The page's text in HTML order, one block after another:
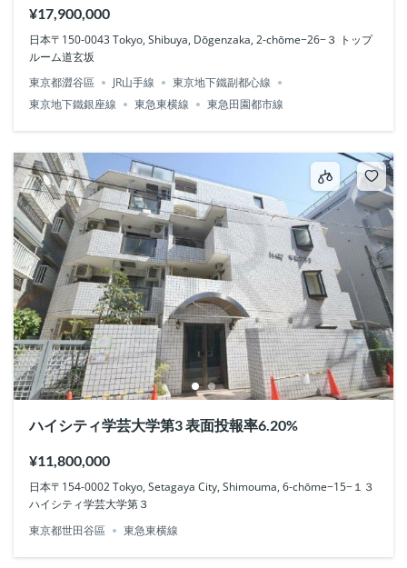
¥17,900,000
日本〒150-0043 Tokyo, Shibuya, Dōgenzaka, 2-chōme−26−３ トップ
ルーム道玄坂
東京都澀谷區
JR山手線
東京地下鐵副都心線
東京地下鐵銀座線
東急東横線 東急田園都市線
ハイシティ学芸大学第3 表面投報率6.20%
¥11,800,000
日本〒154-0002 Tokyo, Setagaya City, Shimouma, 6-chōme−15−１３
ハイシティ学芸大学第３
東京都世田谷區
東急東横線